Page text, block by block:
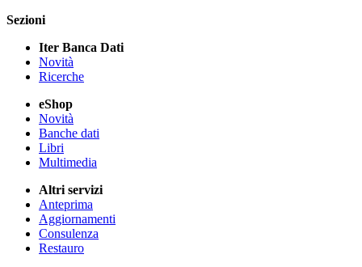
Sezioni
Iter Banca Dati
Novità
Ricerche
eShop
Novità
Banche dati
Libri
Multimedia
Altri servizi
Anteprima
Aggiornamenti
Consulenza
Restauro